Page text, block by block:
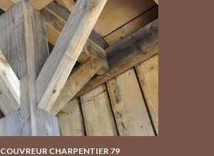
COUVREUR CHARPENTIER 79